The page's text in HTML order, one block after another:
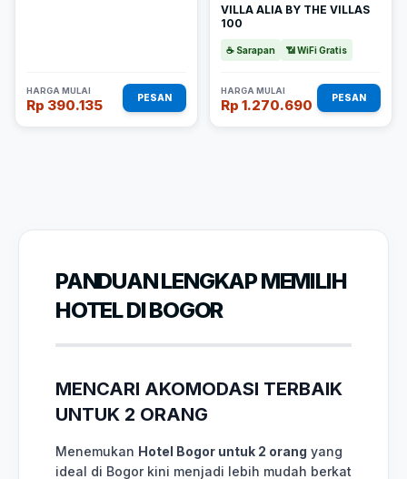
HARGA MULAI
Rp 390.135 PESAN
VILLA ALIA BY THE VILLAS
100
☕ Sarapan 📶 WiFi Gratis
HARGA MULAI
Rp 1.270.690 PESAN
PANDUAN LENGKAP MEMILIH
HOTEL DI BOGOR
MENCARI AKOMODASI TERBAIK
UNTUK 2 ORANG
Menemukan Hotel Bogor untuk 2 orang yang
ideal di Bogor kini menjadi lebih mudah berkat